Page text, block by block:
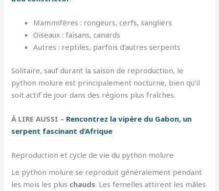
Mammifères : rongeurs, cerfs, sangliers
Oiseaux : faisans, canards
Autres : reptiles, parfois d’autres serpents
Solitaire, sauf durant la saison de reproduction, le
python molure est principalement nocturne, bien qu’il
soit actif de jour dans des régions plus fraîches.
À LIRE AUSSI – Rencontrez la vipère du Gabon, un
serpent fascinant d’Afrique
Reproduction et cycle de vie du python molure
Le python molure se reproduit généralement pendant
les mois les plus chauds. Les femelles attirent les mâles